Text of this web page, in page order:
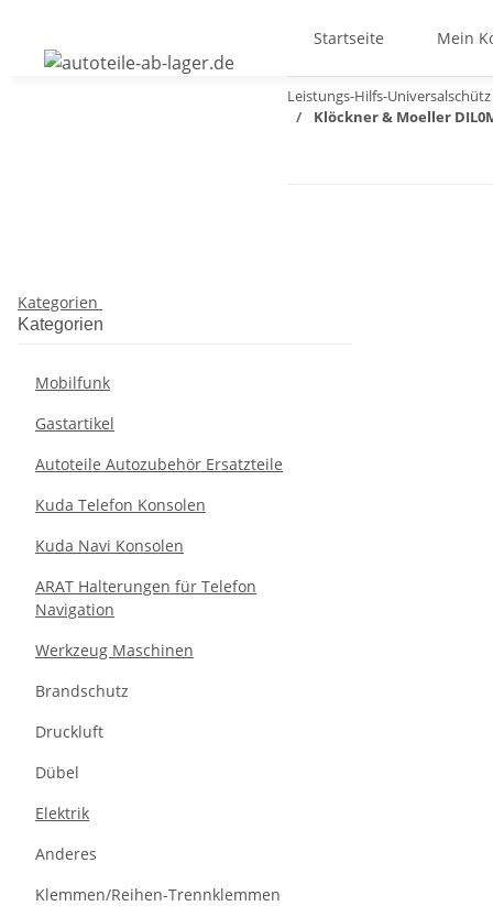
Startseite Mein
Leistungs-Hilfs-Universalschütz
Klöckner & Moeller
Kategorien
Kategorien
Mobilfunk
Gastartikel
Autoteile Autozubehör Ersatzteile
Kuda Telefon Konsolen
Kuda Navi Konsolen
ARAT Halterungen für Telefon
Navigation
Werkzeug Maschinen
Brandschutz
Druckluft
Dübel
Elektrik
Anderes
Klemmen/Reihen-Trennklemmen